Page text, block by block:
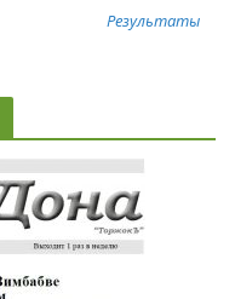
Результаты